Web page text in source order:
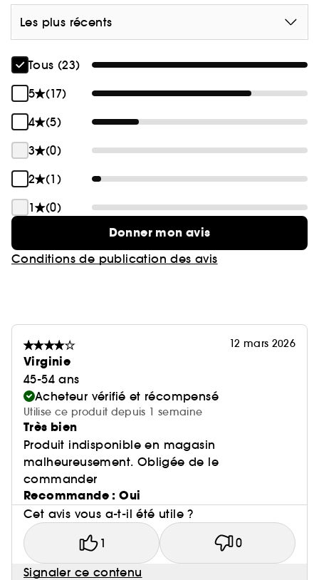
Les plus récents
Tous (23)
5
(17)
4
(5)
3
(0)
2
(1)
1
(0)
Donner mon avis
Conditions de publication des avis
12 mars 2026
Virginie
45-54 ans
Acheteur vérifié et récompensé
Utilise ce produit depuis 1 semaine
Très bien
Produit indisponible en magasin
malheureusement. Obligée de le
commander
Recommande : Oui
Cet avis vous a-t-il été utile ?
1 0
Signaler ce contenu